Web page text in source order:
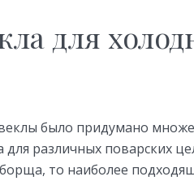
для
было придумано
различных поварских
то наиболее